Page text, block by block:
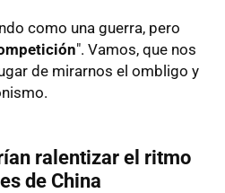
como una guerra, pero
". Vamos, que nos
de mirarnos el ombligo y
ralentizar el ritmo
de China